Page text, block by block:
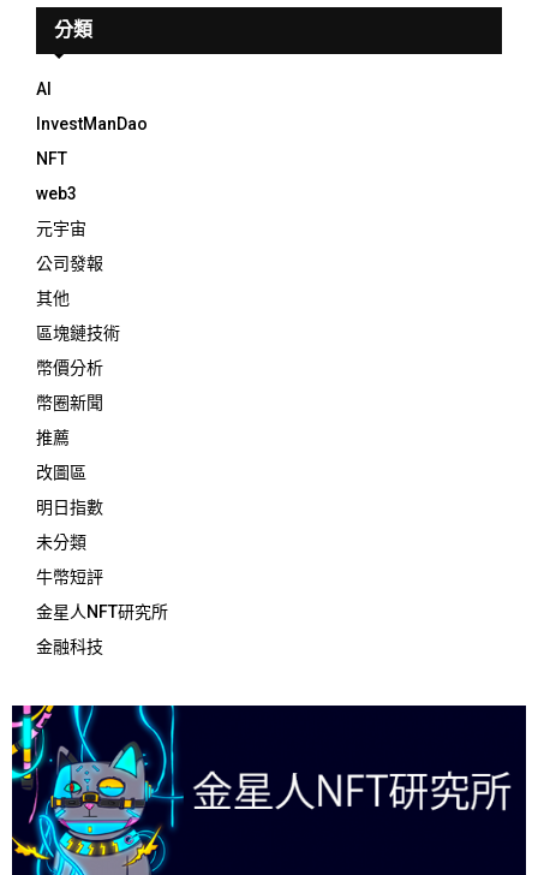
分類
AI
InvestManDao
NFT
web3
元宇宙
公司發報
其他
區塊鏈技術
幣價分析
幣圈新聞
推薦
改圖區
明日指數
未分類
牛幣短評
金星人NFT研究所
金融科技